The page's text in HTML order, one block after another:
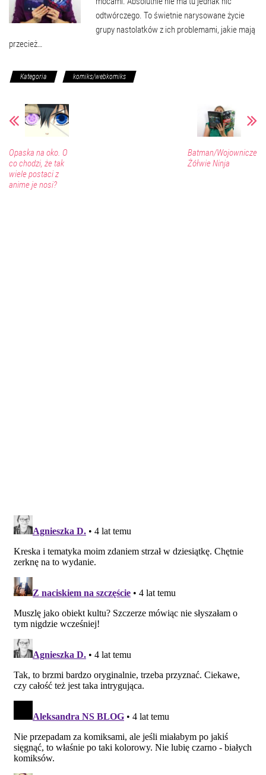
odtwórczego. To świetnie narysowane życie
grupy nastolatków z ich problemami, jakie mają
przecież…
Kategoria komiks/webkomiks
Opaska na oko. O
co chodzi, że tak
wiele postaci z
anime je nosi?
Batman/Wojownicze
Żółwie Ninja